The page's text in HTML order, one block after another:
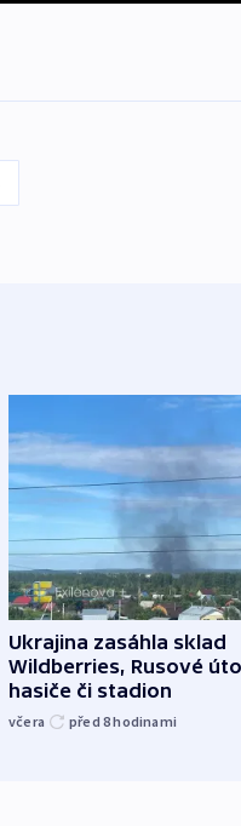
Ukrajina zasáhla sklad
Wildberries, Rusové
hasiče či stadion
včera před 8hodinami